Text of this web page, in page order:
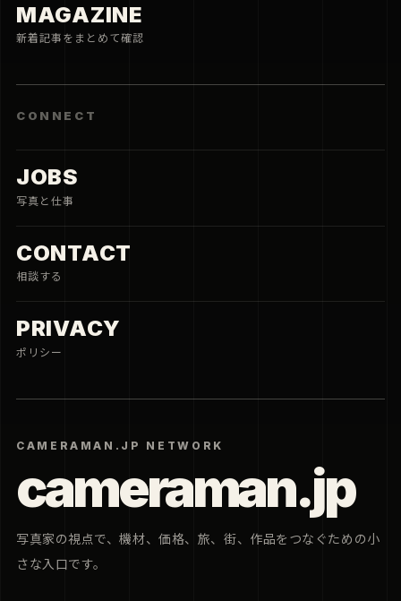
CAMERAMAN.JP NETWORK
cameraman.jp
写真家の視点で、機材、価格、旅、街、作品をつなぐための小
さな入口です。
MAGAZINE
新着記事をまとめて確認
CONNECT
JOBS
写真と仕事
CONTACT
相談する
PRIVACY
ポリシー